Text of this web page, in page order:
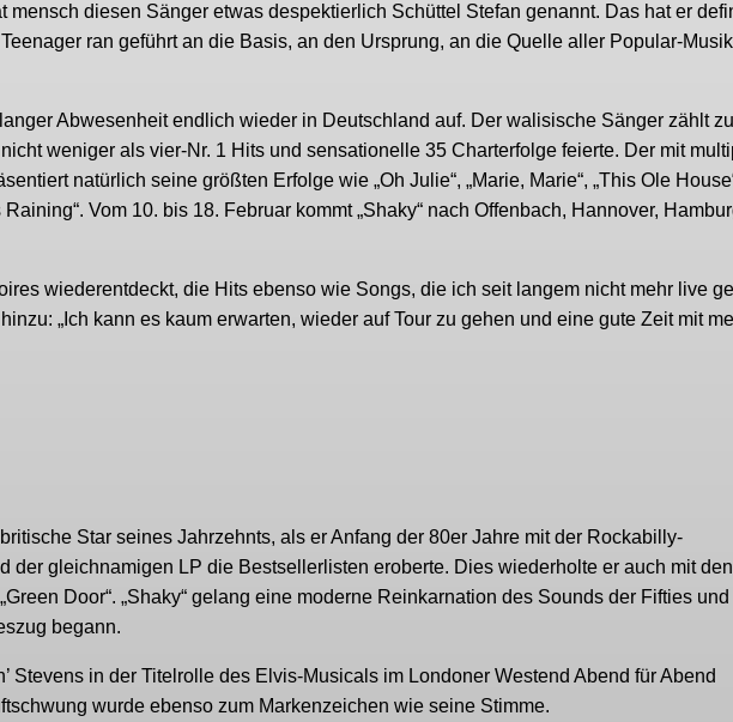
mensch diesen Sänger etwas despektierlich Schüttel Stefan genannt. Das hat er
ran geführt an die Basis, an den Ursprung, an die Quelle aller Popular-
Abwesenheit endlich wieder in Deutschland auf. Der walisische Sänger zählt
weniger als vier-Nr. 1 Hits und sensationelle 35 Charterfolge feierte. Der mit
natürlich seine größten Erfolge wie „Oh Julie“, „Marie, Marie“, „This Ole
Raining“. Vom 10. bis 18. Februar kommt „Shaky“ nach Offenbach, Hannover,
wiederentdeckt, die Hits ebenso wie Songs, die ich seit langem nicht mehr live
„Ich kann es kaum erwarten, wieder auf Tour zu gehen und eine gute Zeit mit
Star seines Jahrzehnts, als er Anfang der 80er Jahre mit der Rockabilly-
der gleichnamigen LP die Bestsellerlisten eroberte. Dies wiederholte er auch mit den
Door“. „Shaky“ gelang eine moderne Reinkarnation des Sounds der Fifties
begann.
Stevens in der Titelrolle des Elvis-Musicals im Londoner Westend Abend für Abend
wurde ebenso zum Markenzeichen wie seine Stimme.